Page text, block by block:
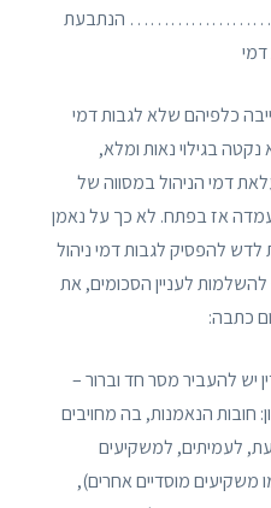
הנתבעת
כלפיהם שלא לגבות דמי
בגילוי נאות ומלא,
דמי הניהול במסווה של
אז בפתח. לא כך על נאמן
להפסיק לגבות דמי ניהול
לעניין הסכומים, את
כתבה:
יש להעביר מסר חד וברור –
חובות הנאמנות, בה מחויבים
לעמיתים, למשקיעים
משקיעים מוסדיים אחרים),